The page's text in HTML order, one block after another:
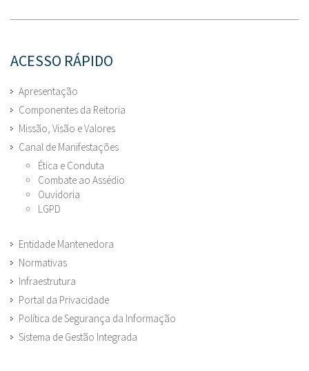
ACESSO RÁPIDO
Apresentação
Componentes da Reitoria
Missão, Visão e Valores
Canal de Manifestações
Ética e Conduta
Combate ao Assédio
Ouvidoria
LGPD
Entidade Mantenedora
Normativas
Infraestrutura
Portal da Privacidade
Política de Segurança da Informação
Sistema de Gestão Integrada